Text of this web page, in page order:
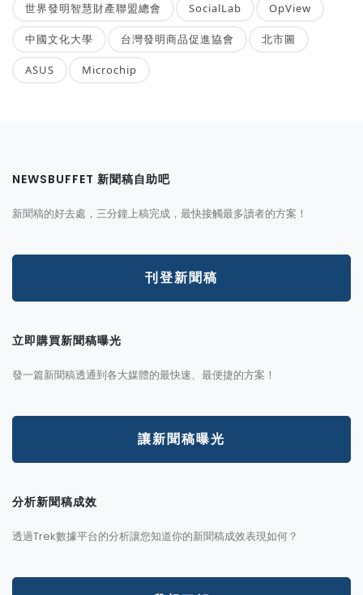
世界發明智慧財產聯盟總會 SocialLab OpView
中國文化大學 台灣發明商品促進協會 北市圖
ASUS Microchip
NEWSBUFFET 新聞稿自助吧
新聞稿的好去處，三分鐘上稿完成，最快接觸最多讀者的方案！
刊登新聞稿
立即購買新聞稿曝光
發一篇新聞稿透通到各大媒體的最快速、最便捷的方案！
讓新聞稿曝光
分析新聞稿成效
透過Trek數據平台的分析讓您知道你的新聞稿成效表現如何？